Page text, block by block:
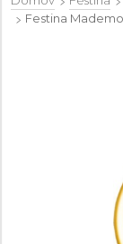
Festina